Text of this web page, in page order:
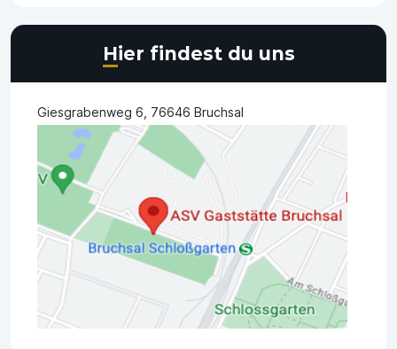
Hier findest du uns
Giesgrabenweg 6, 76646 Bruchsal